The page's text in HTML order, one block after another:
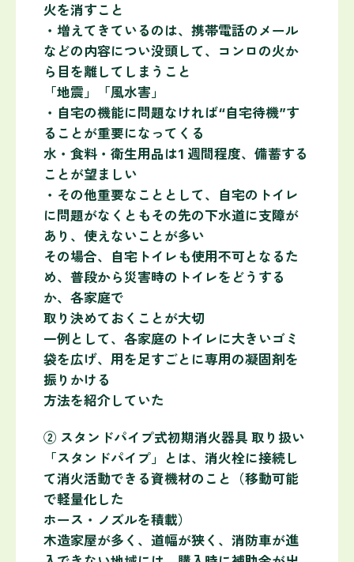
火を消すこと
・増えてきているのは、携帯電話のメール
などの内容につい没頭して、コンロの火か
ら目を離してしまうこと
「地震」「風水害」
・自宅の機能に問題なければ“自宅待機”す
ることが重要になってくる
水・食料・衛生用品は1 週間程度、備蓄する
ことが望ましい
・その他重要なこととして、自宅のトイレ
に問題がなくともその先の下水道に支障が
あり、使えないことが多い
その場合、自宅トイレも使用不可となるた
め、普段から災害時のトイレをどうする
か、各家庭で
取り決めておくことが大切
一例として、各家庭のトイレに大きいゴミ
袋を広げ、用を足すごとに専用の凝固剤を
振りかける
方法を紹介していた
② スタンドパイプ式初期消火器具 取り扱い
「スタンドパイプ」とは、消火栓に接続し
て消火活動できる資機材のこと（移動可能
で軽量化した
ホース・ノズルを積載）
木造家屋が多く、道幅が狭く、消防車が進